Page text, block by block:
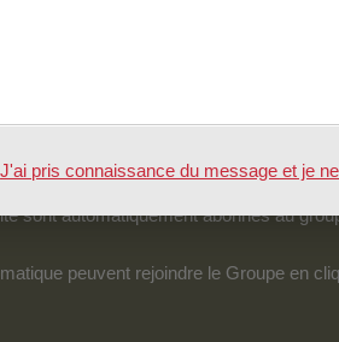
de renseignements sur l’AGEFICE
bénéficier.
comme étant des messages
pertinence, certains des
sur cet espace.
sont automatiquement abonnés au
peuvent rejoindre le Groupe en
J'ai pris connaissance du message et je